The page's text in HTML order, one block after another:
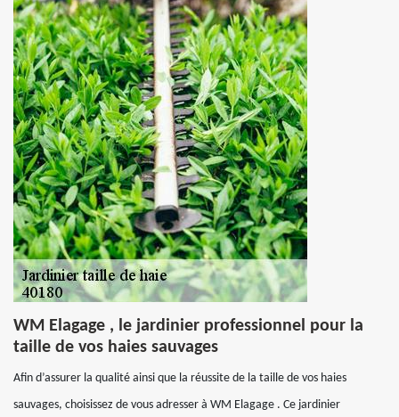
WM Elagage , le jardinier professionnel pour la
taille de vos haies sauvages
Afin d’assurer la qualité ainsi que la réussite de la taille de vos haies
sauvages, choisissez de vous adresser à WM Elagage . Ce jardinier